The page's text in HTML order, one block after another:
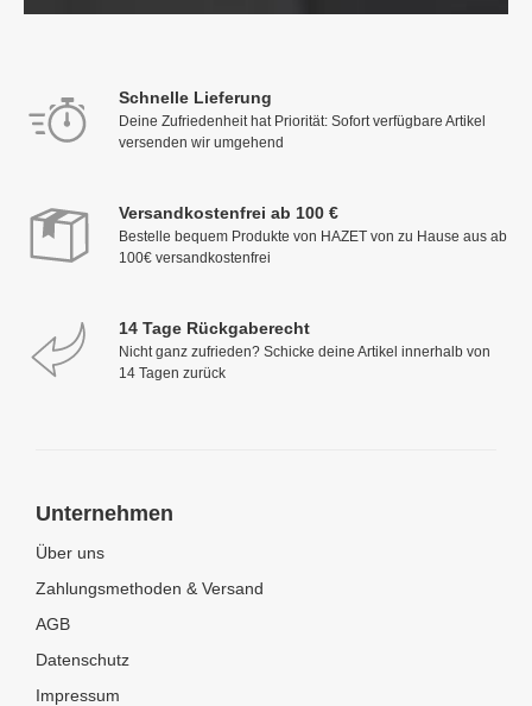
Schnelle Lieferung
Deine Zufriedenheit hat Priorität: Sofort verfügbare Artikel
versenden wir umgehend
Versandkostenfrei ab 100 €
Bestelle bequem Produkte von HAZET von zu Hause aus ab
100€ versandkostenfrei
14 Tage Rückgaberecht
Nicht ganz zufrieden? Schicke deine Artikel innerhalb von
14 Tagen zurück
Unternehmen
Über uns
Zahlungsmethoden & Versand
AGB
Datenschutz
Impressum